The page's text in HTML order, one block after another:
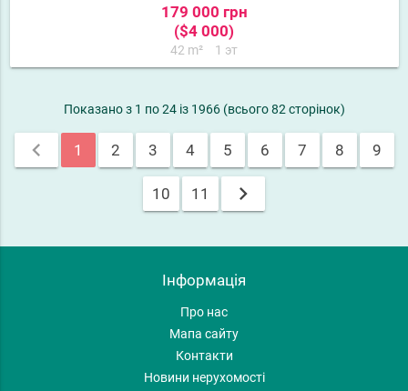
179 000 грн
($4 000)
42 m² 1 эт
Показано з 1 по 24 із 1966 (всього 82 сторінок)
chevron_left 1 2 3 4 5 6 7 8 9
10 11 chevron_right
Інформація
Про нас
Мапа сайту
Контакти
Новини нерухомості